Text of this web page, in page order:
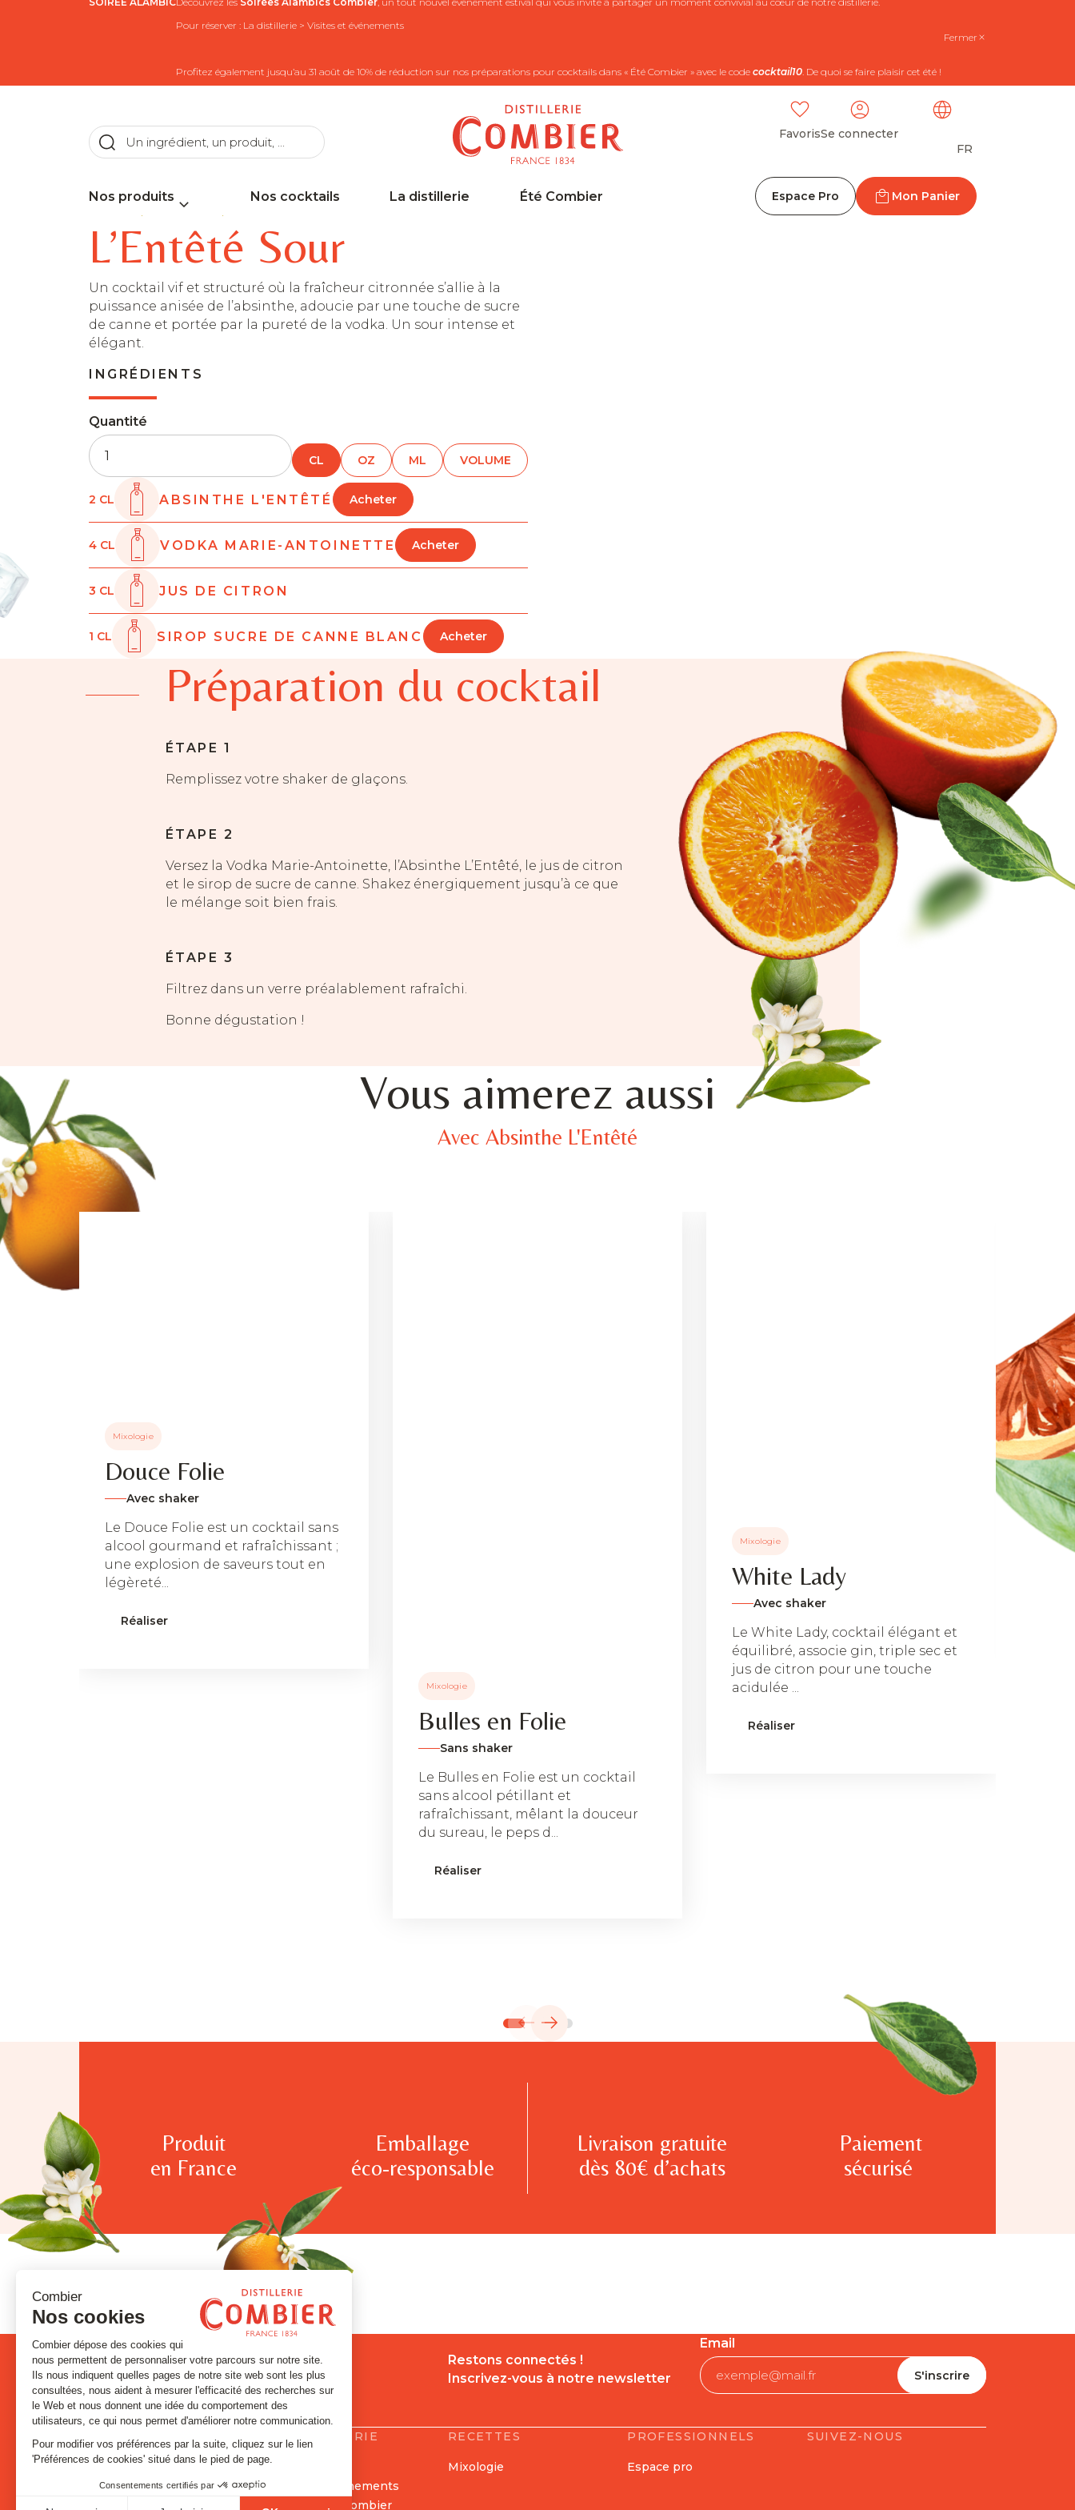
Pour réserver : La distillerie > Visites et événements
Profitez également jusqu’au 31 août de 10% de réduction sur nos préparations pour cocktails dans « Été Combier » avec le code cocktail10. De quoi se faire plaisir cet été !
Fermer
FavorisSe connecter
FR
Nos produits Nos cocktails La distillerie Été Combier Espace Pro Mon Panier
L’Entêté Sour
Un cocktail vif et structuré où la fraîcheur citronnée s’allie à la
puissance anisée de l’absinthe, adoucie par une touche de sucre
de canne et portée par la pureté de la vodka. Un sour intense et
élégant.
INGRÉDIENTS
Quantité
CL OZ ML VOLUME
2 CL ABSINTHE L'ENTÊTÉ Acheter
4 CL VODKA MARIE-ANTOINETTE Acheter
3 CL JUS DE CITRON
1 CL SIROP SUCRE DE CANNE BLANC Acheter
Préparation du cocktail
ÉTAPE 1
Remplissez votre shaker de glaçons.
ÉTAPE 2
Versez la Vodka Marie-Antoinette, l’Absinthe L’Entêté, le jus de citron
et le sirop de sucre de canne. Shakez énergiquement jusqu’à ce que
le mélange soit bien frais.
ÉTAPE 3
Filtrez dans un verre préalablement rafraîchi.
Bonne dégustation !
Vous aimerez aussi
Avec Absinthe L'Entêté
Mixologie
Douce Folie
Avec shaker
Le Douce Folie est un cocktail sans
alcool gourmand et rafraîchissant ;
une explosion de saveurs tout en
légèreté...
Réaliser
Mixologie
Bulles en Folie
Sans shaker
Le Bulles en Folie est un cocktail
sans alcool pétillant et
rafraîchissant, mêlant la douceur
du sureau, le peps d...
Réaliser
Mixologie
White Lady
Avec shaker
Le White Lady, cocktail élégant et
équilibré, associe gin, triple sec et
jus de citron pour une touche
acidulée ...
Réaliser
Un
Produit
en France
Emballage
éco-responsable
Livraison gratuite
dès 80€ d’achats
Paiement
sécurisé
Restons connectés !
Inscrivez-vous à notre newsletter
Email
PRODUITS
Signatures et Historiques
Absinthes et Anisés
Gins & Vodka
LA DISTILLERIE
Contact
Visites et événements
L’histoire de Combier
RECETTES
Mixologie
PROFESSIONNELS
Espace pro
SUIVEZ-NOUS